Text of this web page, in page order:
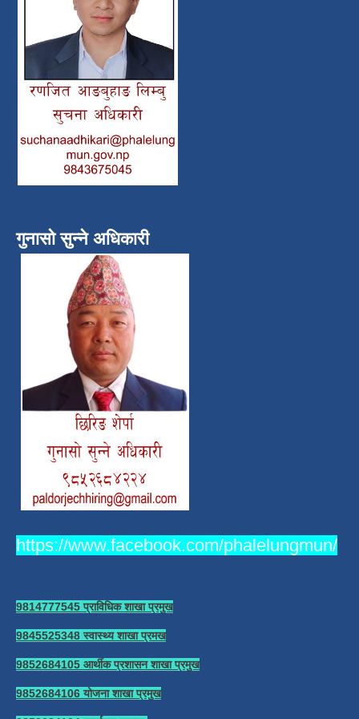
गुनासो सुन्ने अधिकारी
https://www.facebook.com/phalelungmun/
9814777545 प्राविधिक शाखा प्रमुख
9845525348 स्वास्थ्य शाखा प्रमख
9852684105 आर्थीक प्रशासन शाखा प्रमुख
9852684106 योजना शाखा प्रमुख